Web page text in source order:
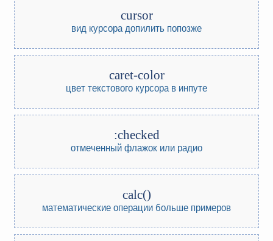
cursor
вид курсора допилить попозже
caret-color
цвет текстового курсора в инпуте
:checked
отмеченный флажок или радио
calc()
математические операции больше примеров